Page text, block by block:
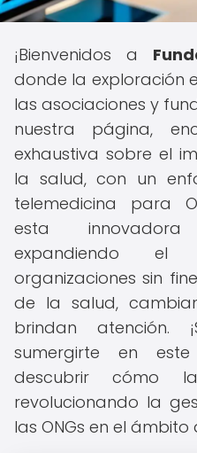
¡Bienvenidos a
donde la exploración
las asociaciones y
nuestra página,
exhaustiva sobre el
la salud, con un
telemedicina para
esta
expandiendo
organizaciones sin
de la salud,
brindan atención.
sumergirte en
descubrir cómo
revolucionando la
las ONGs en el ámbito